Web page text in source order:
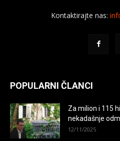
Kontaktirajte nas:
POPULARNI ČLANCI
Za milion i 115
nekadašnje
12/11/2025